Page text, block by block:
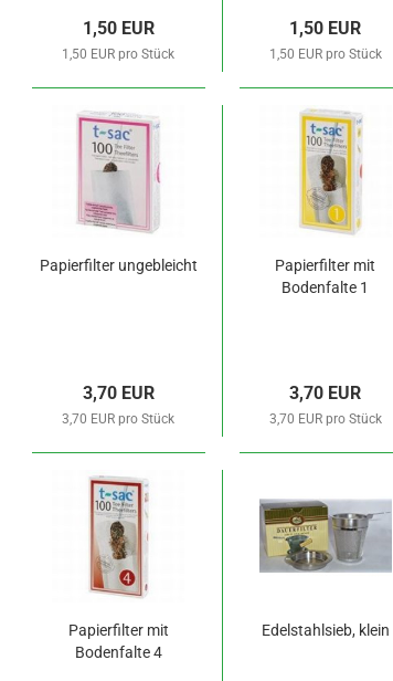
1,50 EUR
1,50 EUR pro Stück
1,50 EUR
1,50 EUR pro Stück
Papierfilter ungebleicht
3,70 EUR
3,70 EUR pro Stück
Papierfilter mit
Bodenfalte 1
3,70 EUR
3,70 EUR pro Stück
Papierfilter mit
Bodenfalte 4
Edelstahlsieb, klein